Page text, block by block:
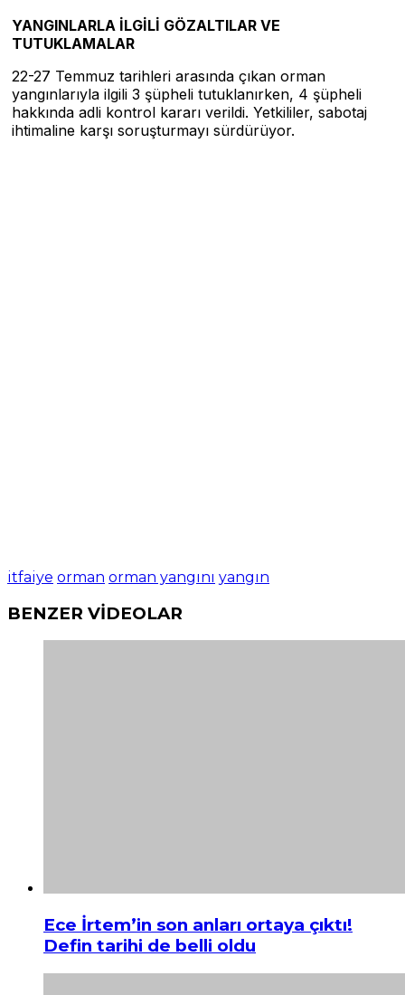
YANGINLARLA İLGİLİ GÖZALTILAR VE
TUTUKLAMALAR
22-27 Temmuz tarihleri arasında çıkan orman
yangınlarıyla ilgili 3 şüpheli tutuklanırken, 4 şüpheli
hakkında adli kontrol kararı verildi. Yetkililer, sabotaj
ihtimaline karşı soruşturmayı sürdürüyor.
itfaiye orman orman yangını yangın
BENZER VİDEOLAR
Ece İrtem’in son anları ortaya çıktı!
Defin tarihi de belli oldu